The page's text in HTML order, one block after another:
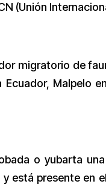
(Unión
migratorio de
Malpelo
o yubarta
está presente en